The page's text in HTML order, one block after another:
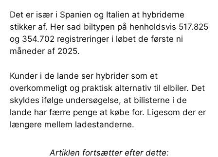
Det er især i Spanien og Italien at hybriderne
stikker af. Her sad biltypen på henholdsvis 517.825
og 354.702 registreringer i løbet de første ni
måneder af 2025.
Kunder i de lande ser hybrider som et
overkommeligt og praktisk alternativ til elbiler. Det
skyldes ifølge undersøgelse, at bilisterne i de
lande har færre penge at købe for. Ligesom der er
længere mellem ladestanderne.
Artiklen fortsætter efter dette: